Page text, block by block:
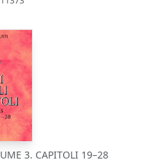
3. CAPITOLI 19–28